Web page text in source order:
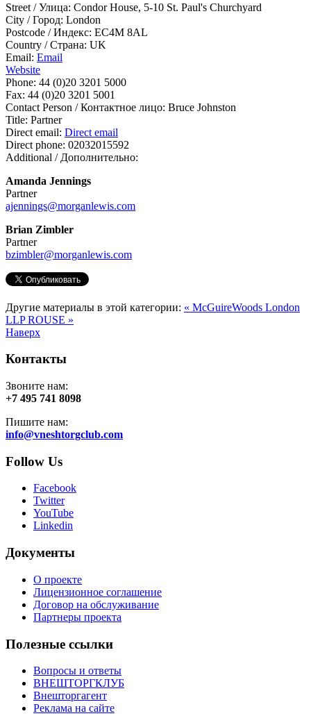
Street / Улица: Condor House, 5-10 St. Paul's Churchyard
City / Город: London
Postcode / Индекс: EC4M 8AL
Country / Страна: UK
Email: Email
Website
Phone: 44 (0)20 3201 5000
Fax: 44 (0)20 3201 5001
Contact Person / Контактное лицо: Bruce Johnston
Title: Partner
Direct email: Direct email
Direct phone: 02032015592
Additional / Дополнительно:
Amanda Jennings
Partner
ajennings@morganlewis.com
Brian Zimbler
Partner
bzimbler@morganlewis.com
Другие материалы в этой категории: « McGuireWoods London
LLPROUSE »
Наверх
Контакты
Звоните нам:
+7 495 741 8098
Пишите нам:
info@vneshtorgclub.com
Follow Us
Facebook
Twitter
YouTube
Linkedin
Документы
О проекте
Лицензионное соглашение
Договор на обслуживание
Партнеры проекта
Полезные ссылки
Вопросы и ответы
ВНЕШТОРГКЛУБ
Внешторгагент
Реклама на сайте